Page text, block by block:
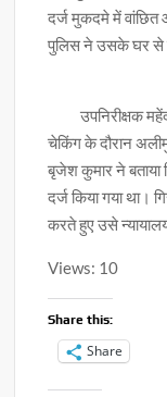
दर्ज मुकदमे में वांछित
पुलिस ने उसके घर से
उपनिरीक्षक
चेकिंग के दौरान
बृजेश कुमार ने बताया
दर्ज किया गया था।
करते हुए उसे
Views: 10
Share this:
Share